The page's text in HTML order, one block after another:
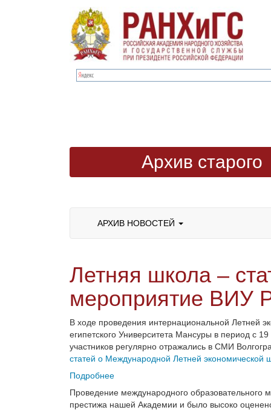
Архив старого
АРХИВ НОВОСТЕЙ
Летняя школа –
мероприятие ВИУ
В ходе проведения интернациональной Летней
египетского Университета Мансуры в период с
участников регулярно отражались в СМИ
статей о Международной Летней
Подробнее
Проведение международного образовательного
престижа нашей Академии и было высоко